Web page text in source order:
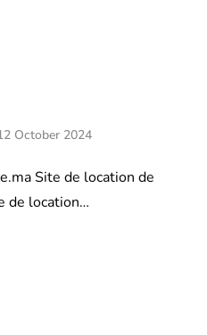
October 2024
Site de location de
de location…